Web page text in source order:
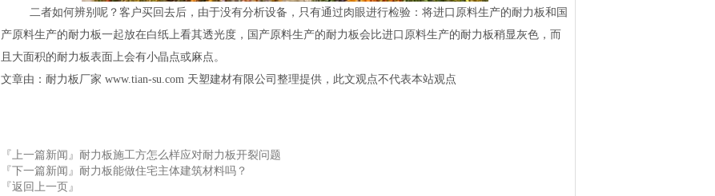
二者如何辨别呢？客户买回去后，由于没有分析设备，只有通过肉眼进行检验：将进口原料生产的耐力板和国
产原料生产的耐力板一起放在白纸上看其透光度，国产原料生产的耐力板会比进口原料生产的耐力板稍显灰色，而
且大面积的耐力板表面上会有小晶点或麻点。
文章由：耐力板厂家 www.tian-su.com 天塑建材有限公司整理提供，此文观点不代表本站观点
『上一篇新闻』 耐力板施工方怎么样应对耐力板开裂问题
『下一篇新闻』 耐力板能做住宅主体建筑材料吗？
『返回上一页』